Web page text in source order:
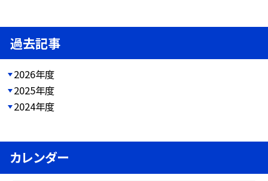
過去記事
2026年度
2025年度
2024年度
カレンダー